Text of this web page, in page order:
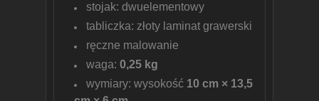
stojak: dwuelementowy
tabliczka: złoty laminat grawerski
ręczne malowanie
waga: 0,25 kg
wymiary: wysokość 10 cm × 13,5